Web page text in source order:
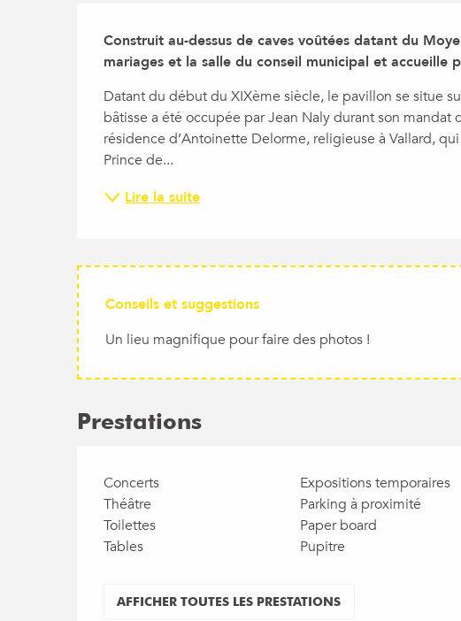
Description
Construit au-dessus de caves voûtées datant du
mariages et la salle du conseil municipal et accueille
Datant du début du XIXème siècle, le pavillon se situe
bâtisse a été occupée par Jean Naly durant son
résidence d’Antoinette Delorme, religieuse à Vallard,
Prince de...
Lire la suite
Conseils et suggestions
Un lieu magnifique pour faire des photos !
Prestations
Concerts Expositions temporaires
Théâtre
Parking à proximité
Toilettes
Paper board
Tables
Pupitre
AFFICHER TOUTES LES PRESTATIONS